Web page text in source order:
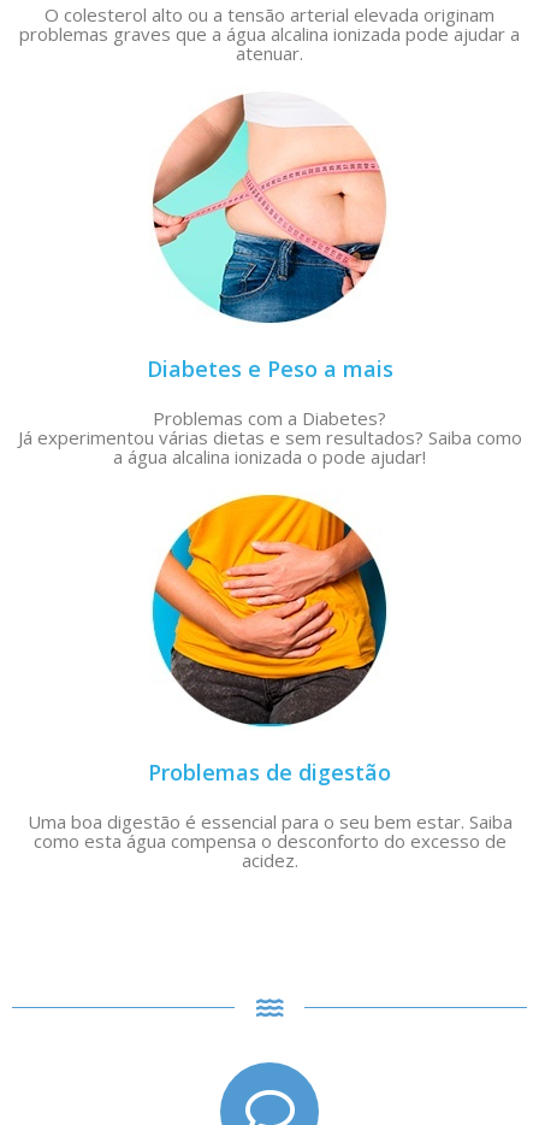
O colesterol alto ou a tensão arterial elevada originam
problemas graves que a água alcalina ionizada pode ajudar a
atenuar.
Diabetes e Peso a mais
Problemas com a Diabetes?
Já experimentou várias dietas e sem resultados? Saiba como
a água alcalina ionizada o pode ajudar!
Problemas de digestão
Uma boa digestão é essencial para o seu bem estar. Saiba
como esta água compensa o desconforto do excesso de
acidez.